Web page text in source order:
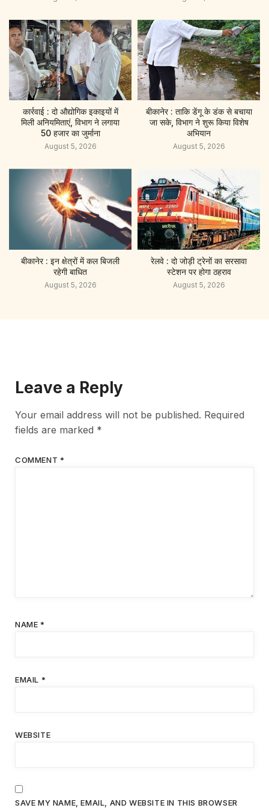
कार्रवाई : दो औद्योगिक इकाइयों में
मिली अनियमिताएं, विभाग ने लगाया
50 हजार का जुर्माना
August 5, 2026
बीकानेर : ताकि डेंगू के डंक से बचाया
जा सके, विभाग ने शुरू किया विशेष
अभियान
August 5, 2026
बीकानेर : इन क्षेत्रों में कल बिजली
रहेगी बाधित
August 5, 2026
रेलवे : दो जोड़ी ट्रेनों का सरसावा
स्टेशन पर होगा ठहराव
August 5, 2026
Leave a Reply
Your email address will not be published. Required
fields are marked *
COMMENT *
NAME *
EMAIL *
WEBSITE
SAVE MY NAME, EMAIL, AND WEBSITE IN THIS BROWSER